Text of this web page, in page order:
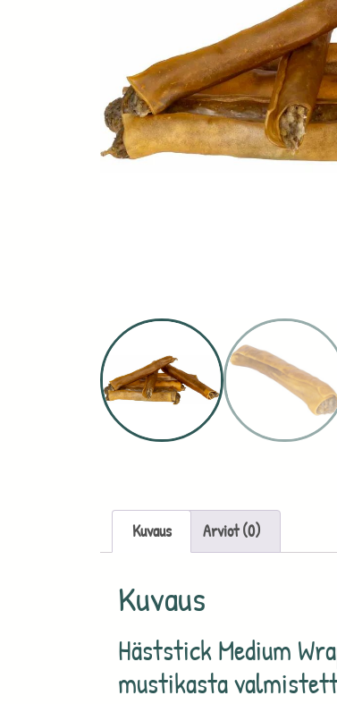
Kuvaus Arviot (0)
Kuvaus
Häststick Medium
mustikasta